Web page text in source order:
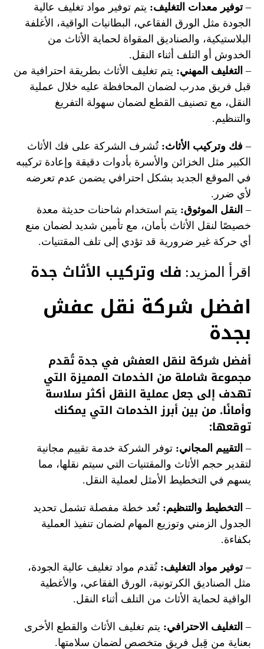
–توفير معدات التغليف: يتم توفير مواد تغليف عالية
الجودة مثل الورق الفقاعي، البطانيات الواقية، الأغلفة
البلاستيكية، والصناديق المقواة لحماية الأثاث من
الخدوش أو التلف أثناء النقل.
– التغليف المهني: يتم تغليف الأثاث بطريقة احترافية من
قبل فريق مدرب لضمان المحافظة عليه خلال عملية
النقل، مع تصنيف القطع لضمان سهولة التفريغ
والتنظيم.
– فك وتركيب الأثاث: تُشرف الشركة على فك الأثاث
الكبير مثل الخزائن والأسرة بأدوات دقيقة وإعادة تركيبه
في الموقع الجديد بشكل احترافي يضمن عدم تعرضه
لأي ضرر.
–النقل الموثوق: يتم استخدام شاحنات حديثة معدة
خصيصًا لنقل الأثاث بأمان، مع تأمين شديد لضمان منع
أي حركة غير ضرورية قد تؤدي إلى تلف المقتنيات.
اقرأ المزيد: فك وتركيب الأثاث جدة
افضل شركة نقل عفش
بجدة
أفضل شركة لنقل العفش في جدة تُقدم
مجموعة شاملة من الخدمات المميزة التي
تهدف إلى جعل عملية النقل أكثر سلاسة
وأمانًا. من بين أبرز الخدمات التي يمكنك
توقعها:
– التقييم المجاني: توفر الشركة خدمة تقييم مجانية
لتقدير حجم الأثاث والمقتنيات التي سيتم نقلها، مما
يسهم في التخطيط الأمثل لعملية النقل.
– التخطيط والتنظيم: تُعد خطة مفصلة تشمل تحديد
الجدول الزمني وتوزيع المهام لضمان تنفيذ العملية
بكفاءة.
–توفير مواد التغليف: تُقدم مواد تغليف عالية الجودة،
مثل الصناديق الكرتونية، الورق الفقاعي، والأغطية
الواقية لحماية الأثاث من التلف أثناء النقل.
– التغليف الاحترافي: يتم تغليف الأثاث والقطع الأخرى
بعناية من قِبل فريق متخصص لضمان سلامتها.